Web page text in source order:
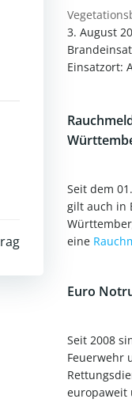
3. August
Einsatzort:
Seit dem
gilt auch in
eine
Euro
Seit 2008
Feuerwehr
europaweit